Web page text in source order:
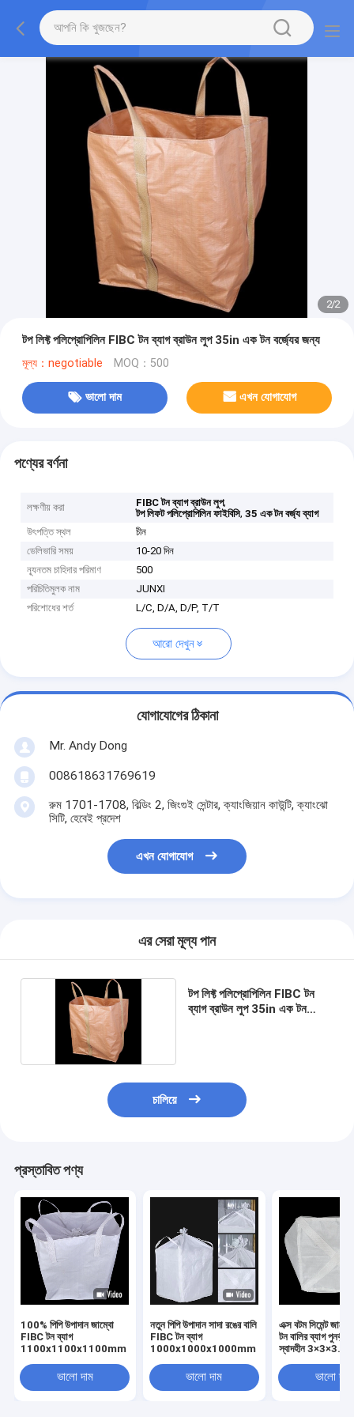
2/2
টপ লিফ্ট পলিপ্রোপিলিন FIBC টন ব্যাগ ব্রাউন লুপ 35in এক টন বর্জ্যের জন্য
মূল্য：negotiable MOQ：500
ভালো দাম এখন যোগাযোগ
পণ্যের বর্ণনা
লক্ষণীয় করা FIBC টন ব্যাগ ব্রাউন লুপ,
টপ লিফট পলিপ্রোপিলিন ফাইবিসি,35 এক টন বর্জ্য ব্যাগ
উৎপত্তি স্থল
চীন
ডেলিভারি সময়
10-20 দিন
ন্যূনতম চাহিদার পরিমাণ
500
পরিচিতিমুলক নাম
JUNXI
পরিশোধের শর্ত
L/C, D/A, D/P, T/T
আরো দেখুন
যোগাযোগের ঠিকানা
Mr. Andy Dong
008618631769619
রুম 1701-1708, বিল্ডিং 2, জিংগুই সেন্টার, ক্যাংজিয়ান কাউন্টি, ক্যাংঝো
সিটি, হেবেই প্রদেশ
এখন যোগাযোগ
এর সেরা মূল্য পান
টপ লিফ্ট পলিপ্রোপিলিন FIBC টন
ব্যাগ ব্রাউন লুপ 35in এক টন
চালিয়ে
প্রস্তাবিত পণ্য
100% পিপি উপাদান জাম্বো
FIBC টন ব্যাগ
1100x1100x1100mm
ভালো দাম
নতুন পিপি উপাদান সাদা রঙের বালি
FIBC টন ব্যাগ
1000x1000x1000mm
ভালো দাম
এক্স বটম সিমেন্ট
টন বালির ব্যাগ
স্বাদহীন
ভালো দাম